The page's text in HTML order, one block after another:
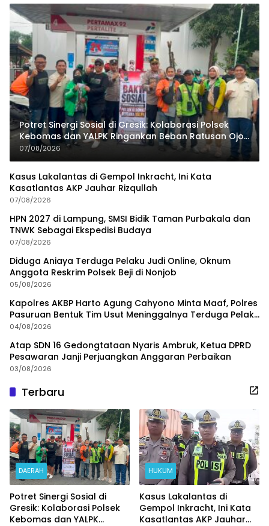
Potret Sinergi Sosial di Gresik: Kolaborasi Polsek
Kebomas dan YALPK Ringankan Beban Ratusan Ojol
dan Warga
07/08/2026
Kasus Lakalantas di Gempol Inkracht, Ini Kata
Kasatlantas AKP Jauhar Rizqullah
07/08/2026
HPN 2027 di Lampung, SMSI Bidik Taman Purbakala dan
TNWK Sebagai Ekspedisi Budaya
07/08/2026
Diduga Aniaya Terduga Pelaku Judi Online, Oknum
Anggota Reskrim Polsek Beji di Nonjob
05/08/2026
Kapolres AKBP Harto Agung Cahyono Minta Maaf, Polres
Pasuruan Bentuk Tim Usut Meninggalnya Terduga Pelaku
Judi Online
04/08/2026
Atap SDN 16 Gedongtataan Nyaris Ambruk, Ketua DPRD
Pesawaran Janji Perjuangkan Anggaran Perbaikan
03/08/2026
Terbaru
DAERAH
Potret Sinergi Sosial di
Gresik: Kolaborasi Polsek
Kebomas dan YALPK
HUKUM
Kasus Lakalantas di
Gempol Inkracht, Ini Kata
Kasatlantas AKP Jauhar